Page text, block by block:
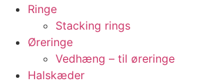
Ringe
Stacking rings
Øreringe
Vedhæng – til øreringe
Halskæder